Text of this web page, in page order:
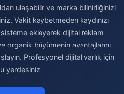
ulaşabilir ve marka bilinirliğinizi
Vakit kaybetmeden kaydınızı
sisteme ekleyerek dijital reklam
organik büyümenin avantajlarını
Profesyonel dijital varlık için
yerdesiniz.